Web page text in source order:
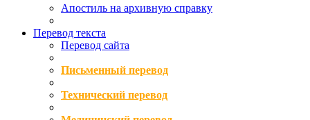
Апостиль на архивную справку
Перевод текста
Перевод сайта
Письменный перевод
Технический перевод